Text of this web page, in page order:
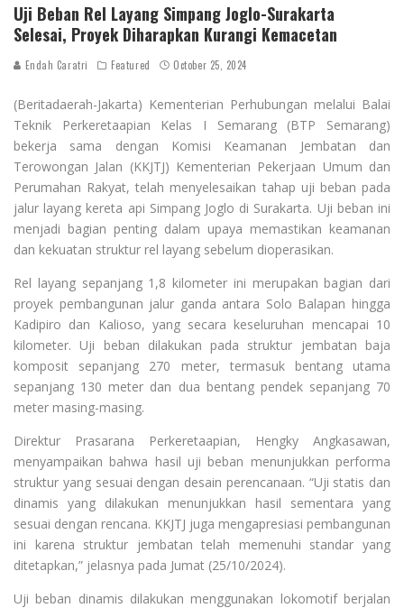
Uji Beban Rel Layang Simpang Joglo-Surakarta
Selesai, Proyek Diharapkan Kurangi Kemacetan
Endah Caratri Featured October 25, 2024
(Beritadaerah-Jakarta) Kementerian Perhubungan melalui Balai
Teknik Perkeretaapian Kelas I Semarang (BTP Semarang)
bekerja sama dengan Komisi Keamanan Jembatan dan
Terowongan Jalan (KKJTJ) Kementerian Pekerjaan Umum dan
Perumahan Rakyat, telah menyelesaikan tahap uji beban pada
jalur layang kereta api Simpang Joglo di Surakarta. Uji beban ini
menjadi bagian penting dalam upaya memastikan keamanan
dan kekuatan struktur rel layang sebelum dioperasikan.
Rel layang sepanjang 1,8 kilometer ini merupakan bagian dari
proyek pembangunan jalur ganda antara Solo Balapan hingga
Kadipiro dan Kalioso, yang secara keseluruhan mencapai 10
kilometer. Uji beban dilakukan pada struktur jembatan baja
komposit sepanjang 270 meter, termasuk bentang utama
sepanjang 130 meter dan dua bentang pendek sepanjang 70
meter masing-masing.
Direktur Prasarana Perkeretaapian, Hengky Angkasawan,
menyampaikan bahwa hasil uji beban menunjukkan performa
struktur yang sesuai dengan desain perencanaan. “Uji statis dan
dinamis yang dilakukan menunjukkan hasil sementara yang
sesuai dengan rencana. KKJTJ juga mengapresiasi pembangunan
ini karena struktur jembatan telah memenuhi standar yang
ditetapkan,” jelasnya pada Jumat (25/10/2024).
Uji beban dinamis dilakukan menggunakan lokomotif berjalan